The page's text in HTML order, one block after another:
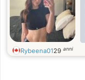
Rybeena0129 anni